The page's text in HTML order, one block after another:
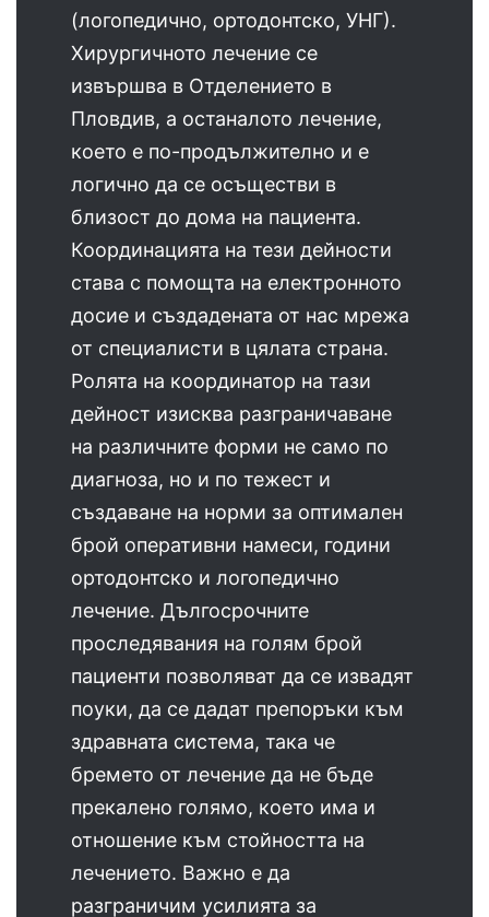
(логопедично, ортодонтско, УНГ).
Хирургичното лечение се
извършва в Отделението в
Пловдив, а останалото лечение,
което е по-продължително и е
логично да се осъществи в
близост до дома на пациента.
Координацията на тези дейности
става с помощта на електронното
досие и създадената от нас мрежа
от специалисти в цялата страна.
Ролята на координатор на тази
дейност изисква разграничаване
на различните форми не само по
диагноза, но и по тежест и
създаване на норми за оптимален
брой оперативни намеси, години
ортодонтско и логопедично
лечение. Дългосрочните
проследявания на голям брой
пациенти позволяват да се извадят
поуки, да се дадат препоръки към
здравната система, така че
бремето от лечение да не бъде
прекалено голямо, което има и
отношение към стойността на
лечението. Важно е да
разграничим усилията за